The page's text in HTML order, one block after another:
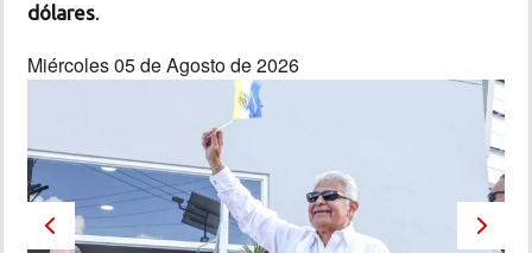
POLÍTICA
DEPORTES
MUNDO
dólares.
Miércoles 05 de Agosto de 2026
Previous Next